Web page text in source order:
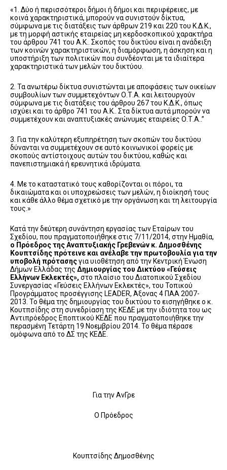
«1. Δύο ή περισσότεροι δήμοι ή δήμοι και περιφέρειες, με
κοινά χαρακτηριστικά, μπορούν να συνιστούν δίκτυα,
σύμφωνα με τις διατάξεις των άρθρων 219 και 220 του Κ.Δ.Κ.,
με τη μορφή αστικής εταιρείας μη κερδοσκοπικού χαρακτήρα
του άρθρου 741 του Α.Κ.. Σκοπός του δικτύου είναι η ανάδειξη
των κοινών χαρακτηριστικών, η διαμόρφωση, η άσκηση και η
υποστήριξη των πολιτικών που συνδέονται με τα ιδιαίτερα
χαρακτηριστικά των μελών του δικτύου.
2. Τα ανωτέρω δίκτυα συνιστώνται με αποφάσεις των οικείων
συμβουλίων των συμμετεχόντων Ο.Τ.Α. και λειτουργούν
σύμφωνα με τις διατάξεις του άρθρου 267 του Κ.Δ.Κ., όπως
ισχύει και το άρθρο 741 του Α.Κ.. Στα δίκτυα αυτά μπορούν να
συμμετέχουν και αναπτυξιακές ανώνυμες εταιρείες Ο.Τ.Α..”
3. Για την καλύτερη εξυπηρέτηση των σκοπών του δικτύου
δύνανται να συμμετέχουν σε αυτό κοινωνικοί φορείς με
σκοπούς αντίστοιχους αυτών του δικτύου, καθώς και
πανεπιστημιακά ή ερευνητικά ιδρύματα.
4. Με το καταστατικό τους καθορίζονται οι πόροι, τα
δικαιώματα και οι υποχρεώσεις των μελών, η διοίκησή τους
και κάθε άλλο θέμα σχετικό με την οργάνωση και τη λειτουργία
τους.»
Κατά την δεύτερη συνάντηση εργασίας των Εταίρων του
Σχεδίου, που πραγματοποιήθηκε στις 7/11/2014, στην Ημαθία,
ο Πρόεδρος της Αναπτυξιακής Γρεβενών κ. Δημοσθένης
Κουπτσίδης πρότεινε και ανέλαβε την πρωτοβουλία για την
υποβολή πρότασηςγια υιοθέτηση από την Κεντρική Ένωση
Δήμων Ελλάδας της Δημιουργίας του Δικτύου «Γεύσεις
Ελλήνων Εκλεκτές», στο πλαίσιο του Διατοπικού Σχεδίου
Συνεργασίας «Γεύσεις Ελλήνων Εκλεκτές», του Τοπικού
Προγράμματος προσέγγισης LEADER, Άξονας 4 ΠΑΑ 2007-
2013. Το θέμα της δημιουργίας του δικτύου το εισηγήθηκε ο κ.
Κουτπσίδης στη συνεδρίαση της ΚΕΔΕ με την ιδιότητα του ως
Αντιπρόεδρος Εποπτικού ΚΕΔΕ που πραγματοποιήθηκε την
περασμένη Τετάρτη 19 Νοεμβρίου 2014. Το θέμα πέρασε
ομόφωνα από το ΔΣ της ΚΕΔΕ.
Για την ΑνΓρε
Ο Πρόεδρος
Κουπτσίδης Δημοσθένης